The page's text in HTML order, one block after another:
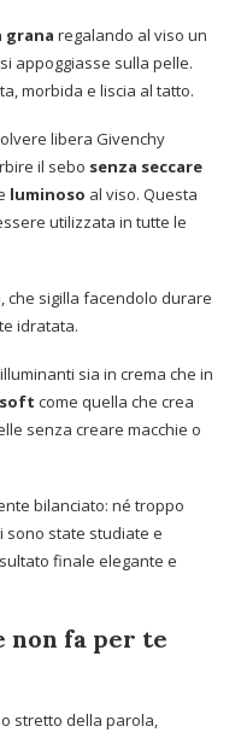
grana regalando al viso un
appoggiasse sulla pelle.
morbida e liscia al tatto.
libera Givenchy
il sebo senza seccare
luminoso al viso. Questa
utilizzata in tutte le
che sigilla facendolo durare
idratata.
sia in crema che in
soft come quella che crea
senza creare macchie o
bilanciato: né troppo
sono state studiate e
finale elegante e
non fa per te
stretto della parola,